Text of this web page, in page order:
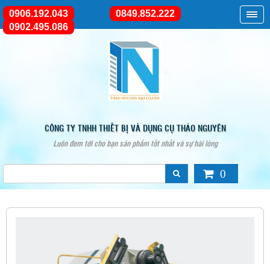
CÔNG TY TNHH THIẾT BỊ VÀ DỤNG CỤ THẢO NGUYÊN
Luôn đem tới cho bạn sản phẩm tốt nhất và sự hài lòng
0906.192.043
0849.852.222
0902.495.086
0